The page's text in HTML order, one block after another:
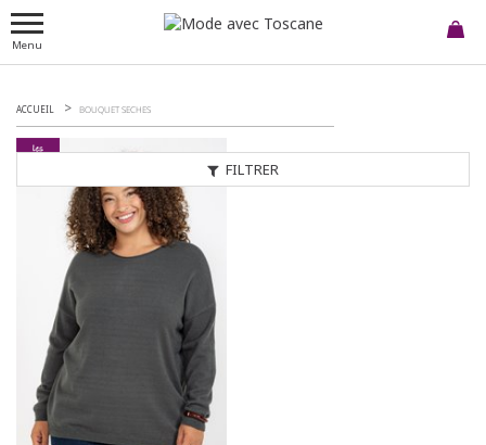
Menu
FILTRER
ACCUEIL BOUQUET SECHES